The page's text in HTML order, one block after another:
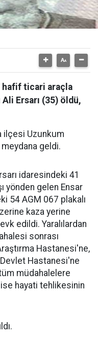
hafif ticari araçla
Ersarı (35) öldü,
ilçesi Uzunkum
geldi.
idaresindeki 41
yönden gelen Ensar
54 AGM 067 plakalı
kaza yerine
edildi. Yaralılardan
sonrası
Hastanesi'ne,
Hastanesi'ne
tüm müdahalelere
ise hayati tehlikesinin